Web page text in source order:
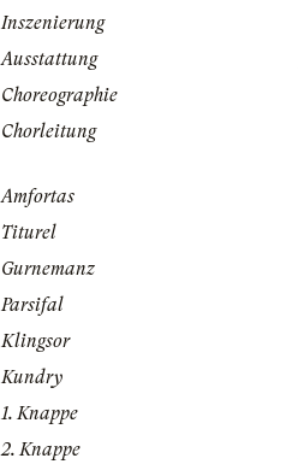
Inszenierung
Ausstattung
Choreographie
Chorleitung
Amfortas
Titurel
Gurnemanz
Parsifal
Klingsor
Kundry
1. Knappe
2. Knappe